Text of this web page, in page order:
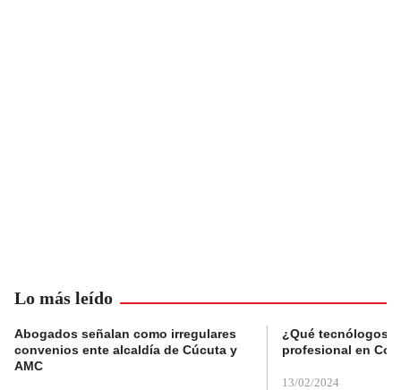
Lo más leído
Abogados señalan como irregulares
convenios ente alcaldía de Cúcuta y
AMC
¿Qué tecnólogos
profesional en
13/02/2024